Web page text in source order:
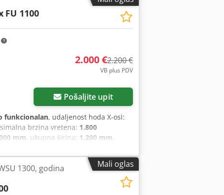
FU 1100
2.000 €2.200 €
VB plus PDV
Pošaljite upit
funkcionalan, udaljenost hoda X-osi:
brzina vretena: 1.800
mm, ukupna širina: 1.200 mm,
Mali oglas
1300, godina